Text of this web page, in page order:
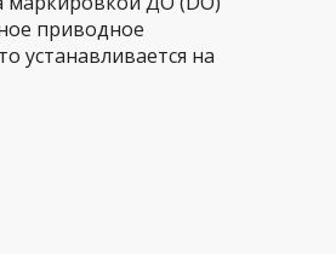
приводное
устанавливается на